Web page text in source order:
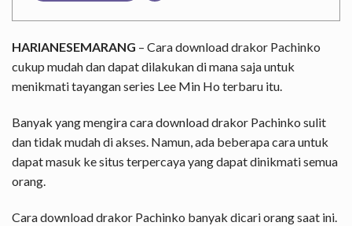
HARIANESEMARANG – Cara download drakor Pachinko
cukup mudah dan dapat dilakukan di mana saja untuk
menikmati tayangan series Lee Min Ho terbaru itu.
Banyak yang mengira cara download drakor Pachinko sulit
dan tidak mudah di akses. Namun, ada beberapa cara untuk
dapat masuk ke situs terpercaya yang dapat dinikmati semua
orang.
Cara download drakor Pachinko banyak dicari orang saat ini.